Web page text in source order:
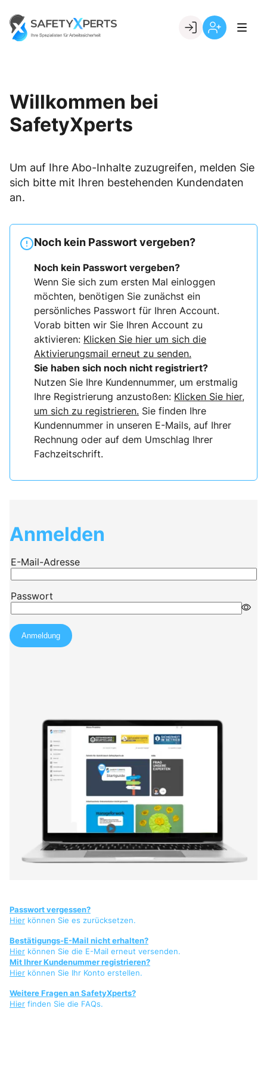
content
Go to landing page.
Willkommen bei
SafetyXperts
Um auf Ihre Abo-Inhalte zuzugreifen, melden Sie
sich bitte mit Ihren bestehenden Kundendaten
an.
Noch kein Passwort vergeben?
Noch kein Passwort vergeben?
Wenn Sie sich zum ersten Mal einloggen
möchten, benötigen Sie zunächst ein
persönliches Passwort für Ihren Account.
Vorab bitten wir Sie Ihren Account zu
aktivieren: Klicken Sie hier um sich die
Aktivierungsmail erneut zu senden.
Sie haben sich noch nicht registriert?
Nutzen Sie Ihre Kundennummer, um erstmalig
Ihre Registrierung anzustoßen: Klicken Sie hier,
um sich zu registrieren. Sie finden Ihre
Kundennummer in unseren E-Mails, auf Ihrer
Rechnung oder auf dem Umschlag Ihrer
Fachzeitschrift.
Anmelden
Passwort vergessen?
Hier können Sie es zurücksetzen.
Bestätigungs-E-Mail nicht erhalten?
Hier können Sie die E-Mail erneut versenden.
Mit Ihrer Kundenummer registrieren?
Hier können Sie Ihr Konto erstellen.
Weitere Fragen an SafetyXperts?
Hier finden Sie die FAQs.